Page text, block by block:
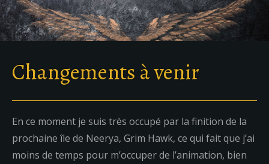
Changements à venir
En ce moment je suis très occupé par la finition de la
prochaine île de Neerya, Grim Hawk, ce qui fait que j’ai
moins de temps pour m’occuper de l’animation, bien